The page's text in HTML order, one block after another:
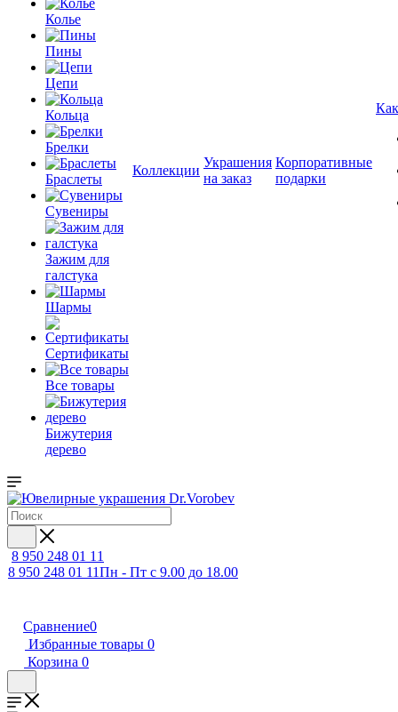
Колье
Пины
Цепи
Кольца
Брелки
Браслеты
Сувениры
Зажим для
галстука
Шармы
Сертификаты
Все товары
Бижутерия
дерево
Коллекции
Украшения
на заказ
Корпоративные
подарки
8 950 248 01 11
8 950 248 01 11Пн - Пт с 9.00 до 18.00
Сравнение0
Избранные товары 0
Корзина 0